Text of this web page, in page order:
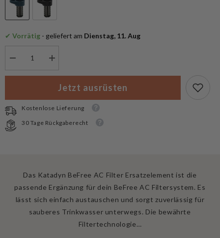
✔ Vorrätig - geliefert am Dienstag, 11. Aug
für
BeFree
AC
Filter
Menge
für
Katadyn
Ersatzelement
BeFree
AC
Jetzt ausrüsten
Kostenlose Lieferung
30 Tage Rückgaberecht
Das Katadyn BeFree AC Filter Ersatzelement ist die
passende Ergänzung für dein BeFree AC Filtersystem. Es
lässt sich einfach austauschen und sorgt zuverlässig für
sauberes Trinkwasser unterwegs. Die bewährte
Filtertechnologie…